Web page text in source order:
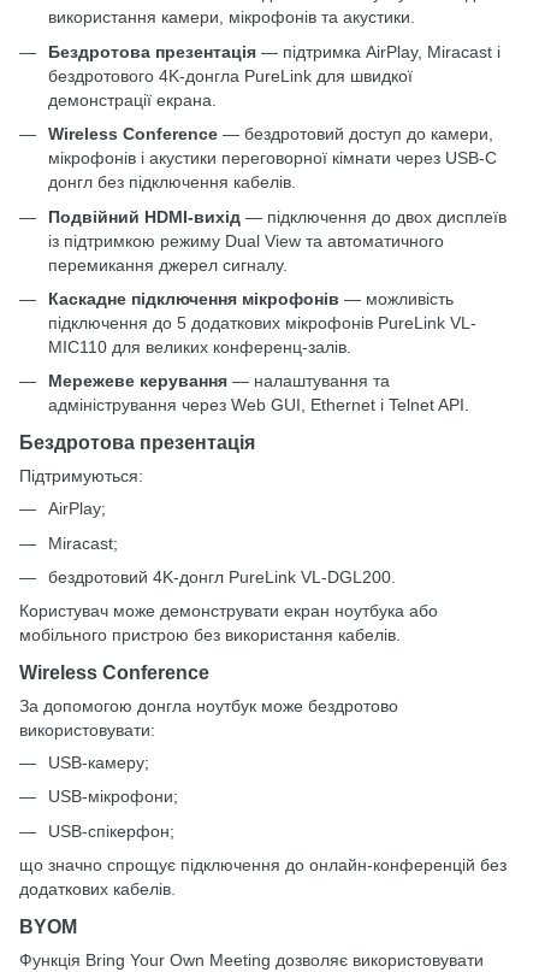
використання камери, мікрофонів та акустики.
Бездротова презентація — підтримка AirPlay, Miracast і
бездротового 4K-донгла PureLink для швидкої
демонстрації екрана.
Wireless Conference — бездротовий доступ до камери,
мікрофонів і акустики переговорної кімнати через USB-C
донгл без підключення кабелів.
Подвійний HDMI-вихід — підключення до двох дисплеїв
із підтримкою режиму Dual View та автоматичного
перемикання джерел сигналу.
Каскадне підключення мікрофонів — можливість
підключення до 5 додаткових мікрофонів PureLink VL-
MIC110 для великих конференц-залів.
Мережеве керування — налаштування та
адміністрування через Web GUI, Ethernet і Telnet API.
Бездротова презентація
Підтримуються:
AirPlay;
Miracast;
бездротовий 4K-донгл PureLink VL-DGL200.
Користувач може демонструвати екран ноутбука або
мобільного пристрою без використання кабелів.
Wireless Conference
За допомогою донгла ноутбук може бездротово
використовувати:
USB-камеру;
USB-мікрофони;
USB-спікерфон;
що значно спрощує підключення до онлайн-конференцій без
додаткових кабелів.
BYOM
Функція Bring Your Own Meeting дозволяє використовувати